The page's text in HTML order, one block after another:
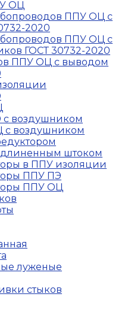
ОЦ
ППУ ОЦ с
2020
ППУ ОЦ с
ГОСТ 30732-2020
ППУ ОЦ с выводом
воздушником
воздушником
штоком
в ППУ изоляции
ППУ ПЭ
ППУ ОЦ
луженые
стыков